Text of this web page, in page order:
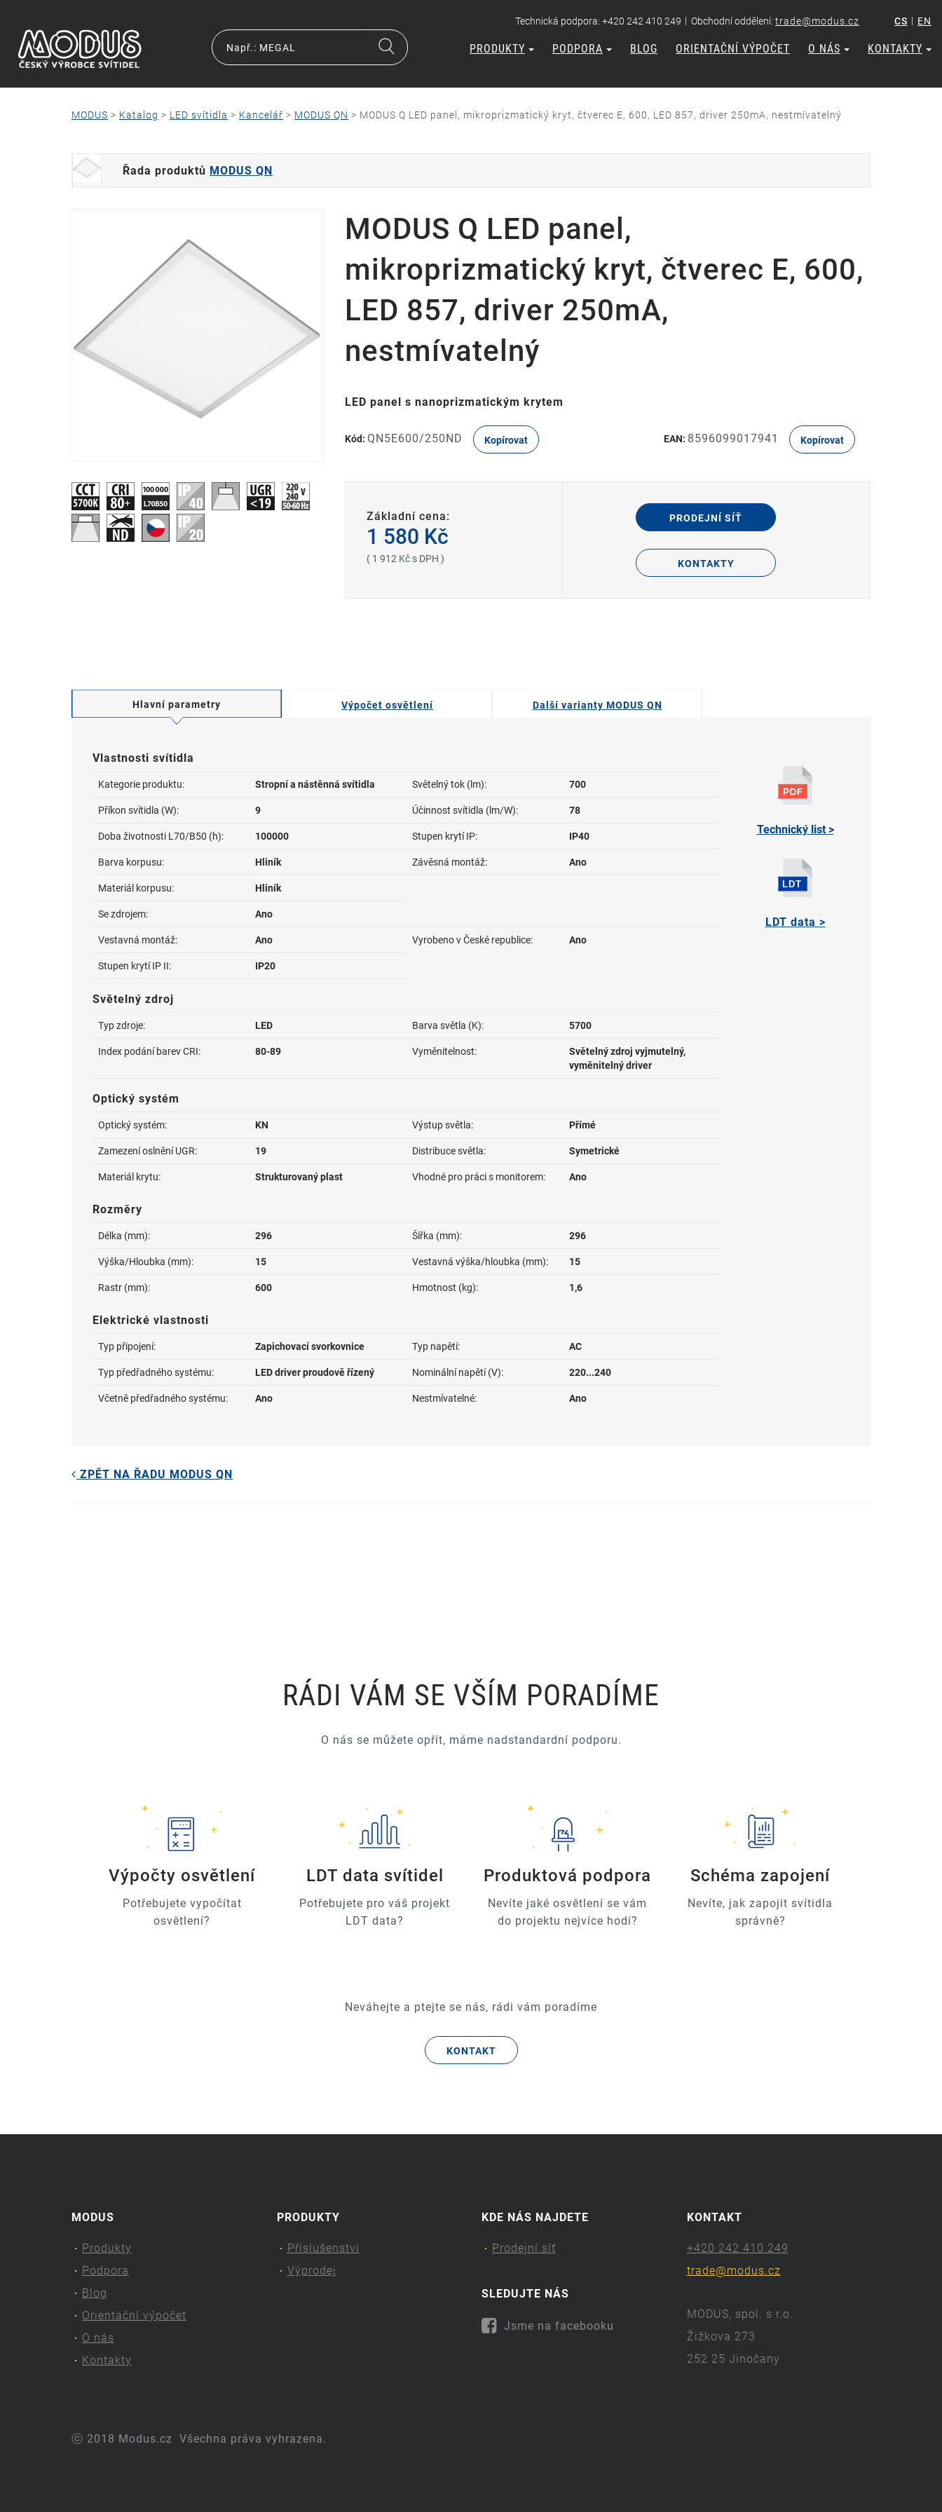
Technická podpora: +420 242 410 249 | Obchodní oddělení: trade@modus.cz CS | EN
PRODUKTY PODPORA BLOG ORIENTAČNÍ VÝPOČET O NÁS KONTAKTY
MODUS > Katalog > LED svítidla > Kancelář > MODUS QN > MODUS Q LED panel, mikroprizmatický kryt, čtverec E, 600, LED 857, driver 250mA, nestmívatelný
Řada produktů MODUS QN
MODUS Q LED panel,
mikroprizmatický kryt, čtverec E, 600,
LED 857, driver 250mA,
nestmívatelný
LED panel s nanoprizmatickým krytem
Kód: QN5E600/250ND Kopírovat EAN: 8596099017941 Kopírovat
Základní cena:
1 580 Kč
( 1 912 Kč s DPH )
PRODEJNÍ SÍŤ
KONTAKTY
Hlavní parametry Výpočet osvětlení Další varianty MODUS QN
Vlastnosti svítidla
Kategorie produktu: Stropní a nástěnná svítidla Světelný tok (lm): 700
Příkon svítidla (W): 9 Účinnost svítidla (lm/W): 78
Doba životnosti L70/B50 (h): 100000 Stupen krytí IP: IP40
Barva korpusu: Hliník Závěsná montáž: Ano
Materiál korpusu: Hliník
Se zdrojem: Ano
Vestavná montáž: Ano Vyrobeno v České republice: Ano
Stupen krytí IP II: IP20
Světelný zdroj
Typ zdroje: LED Barva světla (K): 5700
Index podání barev CRI: 80-89 Vyměnitelnost:
Světelný zdroj vyjmutelný,
vyměnitelný driver
Optický systém
Optický systém: KN Výstup světla: Přímé
Zamezení oslnění UGR: 19 Distribuce světla: Symetrické
Materiál krytu: Strukturovaný plast Vhodné pro práci s monitorem: Ano
Rozměry
Délka (mm): 296 Šířka (mm): 296
Výška/Hloubka (mm): 15 Vestavná výška/hloubka (mm): 15
Rastr (mm): 600 Hmotnost (kg): 1,6
Elektrické vlastnosti
Typ připojení: Zapichovací svorkovnice Typ napětí: AC
Typ předřadného systému: LED driver proudově řízený Nominální napětí (V): 220...240
Včetně předřadného systému: Ano Nestmívatelné: Ano
Technický list >
LDT data >
ZPĚT NA ŘADU MODUS QN
RÁDI VÁM SE VŠÍM PORADÍME
O nás se můžete opřít, máme nadstandardní podporu.
Výpočty osvětlení
Potřebujete vypočítat
osvětlení?
LDT data svítidel
Potřebujete pro váš projekt
LDT data?
Produktová podpora
Nevíte jaké osvětlení se vám
do projektu nejvíce hodí?
Schéma zapojení
Nevíte, jak zapojit svítidla
správně?
Neváhejte a ptejte se nás, rádi vám poradíme
KONTAKT
MODUS
Produkty
Podpora
Blog
Orientační výpočet
O nás
Kontakty
PRODUKTY
Příslušenství
Výprodej
KDE NÁS NAJDETE
Prodejní síť
SLEDUJTE NÁS
Jsme na facebooku
KONTAKT
+420 242 410 249
trade@modus.cz
MODUS, spol. s r.o.
Žižkova 273
252 25 Jinočany
ⓒ 2018 Modus.cz Všechna práva vyhrazena.